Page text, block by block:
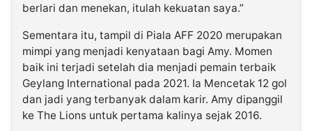
berlari dan menekan, itulah kekuatan saya.”
Sementara itu, tampil di Piala AFF 2020 merupakan
mimpi yang menjadi kenyataan bagi Amy. Momen
baik ini terjadi setelah dia menjadi pemain terbaik
Geylang International pada 2021. Ia Mencetak 12 gol
dan jadi yang terbanyak dalam karir. Amy dipanggil
ke The Lions untuk pertama kalinya sejak 2016.